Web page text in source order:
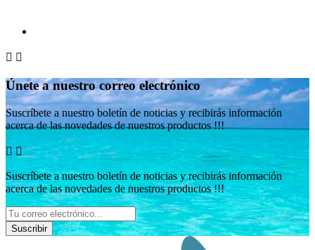
 
Únete a nuestro correo electrónico
Suscríbete a nuestro boletín de noticias y recibirás información
acerca de las novedades de nuestros productos !!!
 
Suscríbete a nuestro boletín de noticias y recibirás información
acerca de las novedades de nuestros productos !!!
Suscribir